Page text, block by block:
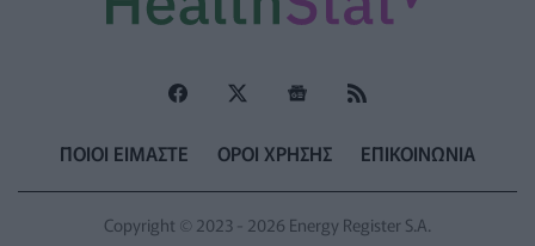
ΠΟΙΟΙ ΕΙΜΑΣΤΕ ΟΡΟΙ ΧΡΗΣΗΣ ΕΠΙΚΟΙΝΩΝΙΑ
Copyright © 2023 - 2026 Energy Register S.A.